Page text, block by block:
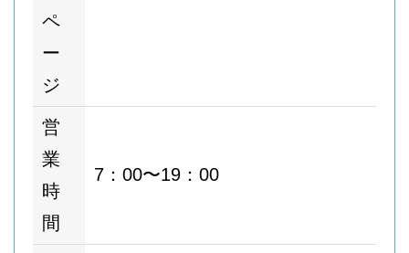
ペ
ー
ジ
営
業
時
間
7：00〜19：00